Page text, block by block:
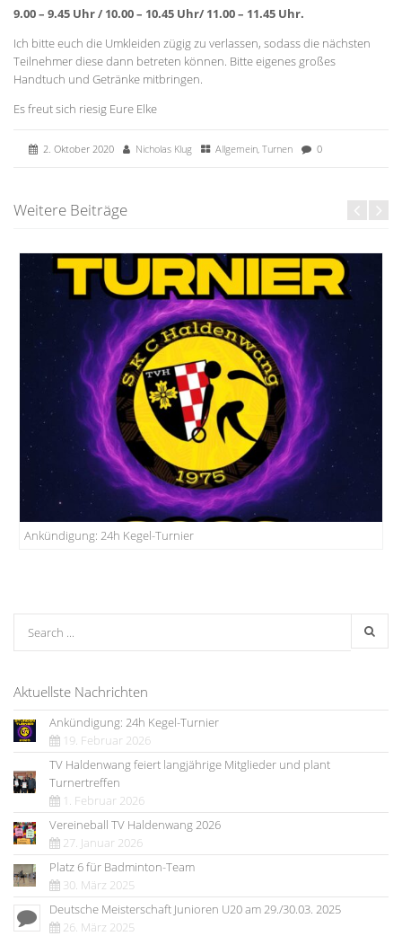
9.00 – 9.45 Uhr / 10.00 – 10.45 Uhr/ 11.00 – 11.45 Uhr.
Ich bitte euch die Umkleiden zügig zu verlassen, sodass die nächsten
Teilnehmer diese dann betreten können. Bitte eigenes großes
Handtuch und Getränke mitbringen.
Es freut sich riesig Eure Elke
2. Oktober 2020 Nicholas Klug Allgemein Turnen 0
Weitere Beiträge
Ankündigung: 24h Kegel-Turnier
Aktuellste Nachrichten
Ankündigung: 24h Kegel-Turnier
19. Februar 2026
TV Haldenwang feiert langjährige Mitglieder und plant
Turnertreffen
1. Februar 2026
Vereineball TV Haldenwang 2026
27. Januar 2026
Platz 6 für Badminton-Team
30. März 2025
Deutsche Meisterschaft Junioren U20 am 29./30.03. 2025
26. März 2025